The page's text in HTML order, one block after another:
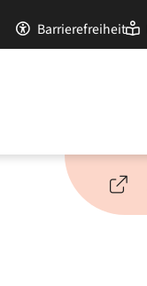
Barrierefreiheit